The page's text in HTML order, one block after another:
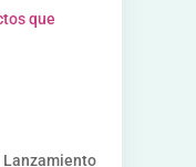
que
Lanzamiento